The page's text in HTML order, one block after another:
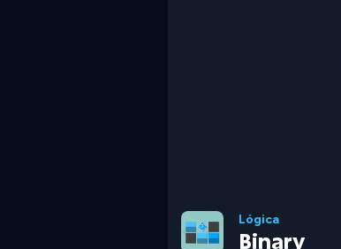
Lógica
Binary